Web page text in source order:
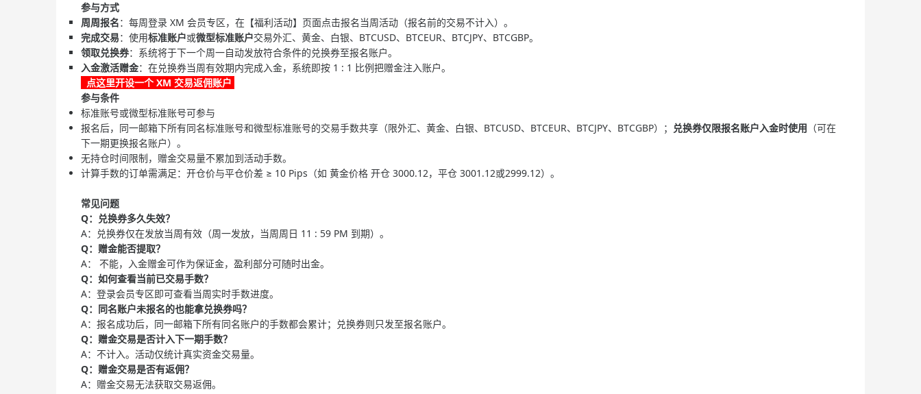
参与方式
周周报名：每周登录 XM 会员专区，在【福利活动】页面点击报名当周活动（报名前的交易不计入）。
完成交易：使用标准账户或微型标准账户交易外汇、黄金、白银、BTCUSD、BTCEUR、BTCJPY、BTCGBP。
领取兑换券：系统将于下一个周一自动发放符合条件的兑换券至报名账户。
入金激活赠金：在兑换券当周有效期内完成入金，系统即按 1 : 1 比例把赠金注入账户。
点这里开设一个 XM 交易返佣账户
参与条件
标准账号或微型标准账号可参与
报名后，同一邮箱下所有同名标准账号和微型标准账号的交易手数共享（限外汇、黄金、白银、BTCUSD、BTCEUR、BTCJPY、BTCGBP）； 兑换券仅限报名账户入金时使用 （可在
下一期更换报名账户）。
无持仓时间限制，赠金交易量不累加到活动手数。
计算手数的订单需满足：开仓价与平仓价差 ≥ 10 Pips（如 黄金价格 开仓 3000.12，平仓 3001.12或2999.12）。
常见问题
Q：兑换券多久失效？
A：兑换券仅在发放当周有效（周一发放，当周周日 11 : 59 PM 到期）。
Q： 赠金能否提取？
A： 不能，入金赠金可作为保证金，盈利部分可随时出金。
Q：如何查看当前已交易手数？
A：登录会员专区即可查看当周实时手数进度。
Q：同名账户未报名的也能拿兑换券吗？
A：报名成功后，同一邮箱下所有同名账户的手数都会累计；兑换券则只发至报名账户。
Q：赠金交易是否计入下一期手数？
A：不计入。活动仅统计真实资金交易量。
Q：赠金交易是否有返佣？
A：赠金交易无法获取交易返佣。